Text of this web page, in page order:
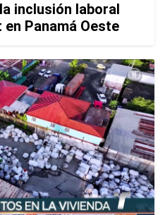
inclusión laboral
Panamá Oeste